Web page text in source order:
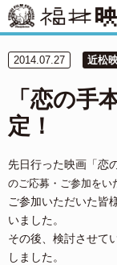
2014.07.27 近松
「恋の手
定！
先日行った映画「恋
のご応募・ご参加をい
ご参加いただいた皆
いました。
その後、検討させて
しました。